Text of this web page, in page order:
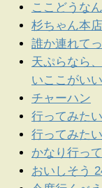
ここどうな
杉ちゃん本
誰か連れて
天ぷらなら
いここがいい
チャーハン
行ってみたい
行ってみたい
かなり行っ
おいしそう